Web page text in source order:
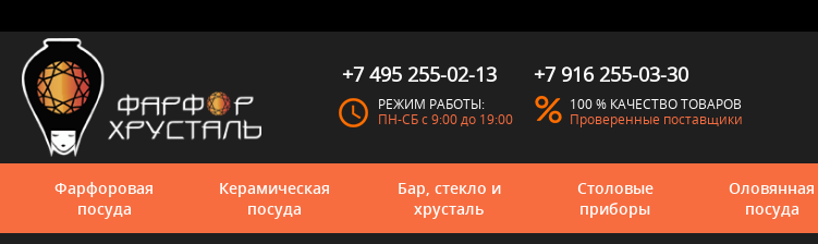
+7 495 255-02-13
РЕЖИМ РАБОТЫ:
ПН-СБ с 9:00 до 19:00
+7 916 255-03-30
100 % КАЧЕСТВО ТОВАРОВ
Проверенные поставщики
Фарфоровая
посуда
Керамическая
посуда
Бар, стекло и
хрусталь
Столовые
приборы
Оловянная
посуда